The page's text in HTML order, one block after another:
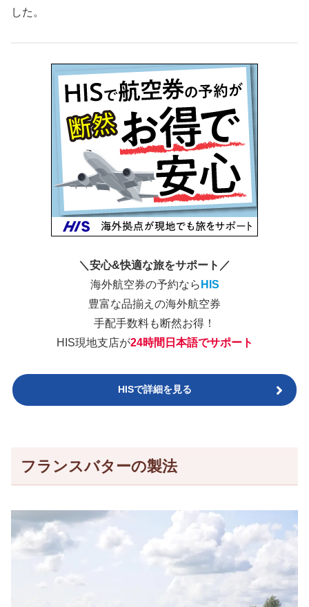
した。
＼安心&快適な旅をサポート／
海外航空券の予約なら HIS
豊富な品揃えの海外航空券
手配手数料も断然お得！
HIS現地支店が24時間日本語でサポート
HISで詳細を見る
フランスバターの製法